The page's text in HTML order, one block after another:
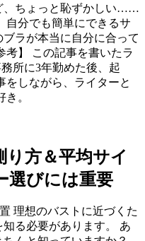
、ちょっと恥ずかしい……
自分でも簡単にできるサ
ラが本当に自分に合って
考】 この記事を書いたラ
所に3年勤めた後、起
をしながら、ライターと
。
方＆平均サイ
選びには重要
理想のバストに近づくた
る必要があります。 あ